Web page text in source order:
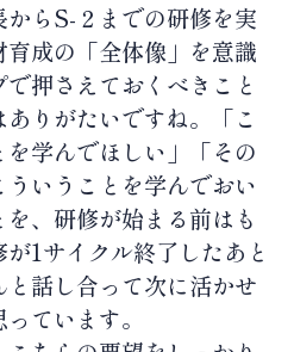
らS-２までの研修を実
成の「全体像」を意識
押さえておくべきこと
りがたいですね。「こ
学んでほしい」「その
いうことを学んでおい
、研修が始まる前はも
1サイクル終了したあと
話し合って次に活かせ
ています。